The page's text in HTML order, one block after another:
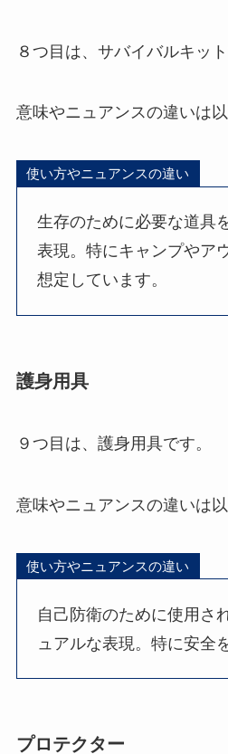
８つ目は、サバイバルキット
意味やニュアンスの違いは以
使い方やニュアンスの違い
生存のために必要な道具
表現。特にキャンプやア
想定しています。
護身用具
９つ目は、護身用具です。
意味やニュアンスの違いは以
使い方やニュアンスの違い
自己防衛のために使用さ
ュアルな表現。特に安全
プロテクター